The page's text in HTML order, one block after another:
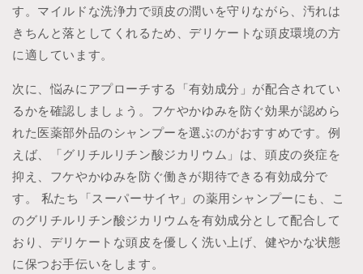
す。マイルドな洗浄力で頭皮の潤いを守りながら、汚れは
きちんと落としてくれるため、デリケートな頭皮環境の方
に適しています。
次に、悩みにアプローチする「有効成分」が配合されてい
るかを確認しましょう。フケやかゆみを防ぐ効果が認めら
れた医薬部外品のシャンプーを選ぶのがおすすめです。例
えば、「グリチルリチン酸ジカリウム」は、頭皮の炎症を
抑え、フケやかゆみを防ぐ働きが期待できる有効成分で
す。 私たち「スーパーサイヤ」の薬用シャンプーにも、こ
のグリチルリチン酸ジカリウムを有効成分として配合して
おり、デリケートな頭皮を優しく洗い上げ、健やかな状態
に保つお手伝いをします。